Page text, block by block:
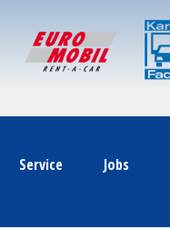
Service Jobs